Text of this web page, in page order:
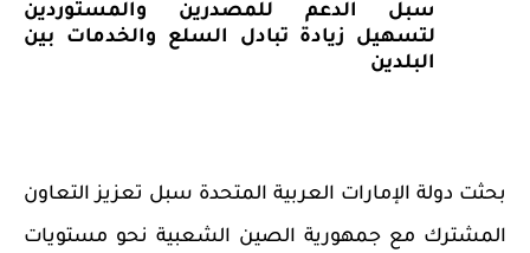
سبل الدعم للمصدرين والمستوردين
لتسهيل زيادة تبادل السلع والخدمات بين
البلدين
بحثت دولة الإمارات العربية المتحدة سبل تعزيز التعاون
المشترك مع جمهورية الصين الشعبية نحو مستويات